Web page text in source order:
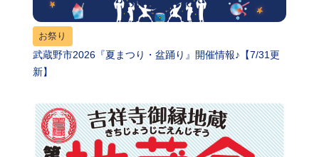
お祭り
武蔵野市2026『夏まつり・盆踊り』開催情報♪【7/31更
新】